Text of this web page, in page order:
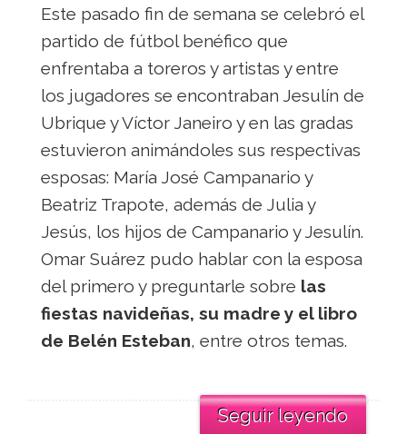
Este pasado fin de semana se celebró el
partido de fútbol benéfico que
enfrentaba a toreros y artistas y entre
los jugadores se encontraban Jesulín de
Ubrique y Víctor Janeiro y en las gradas
estuvieron animándoles sus respectivas
esposas: María José Campanario y
Beatriz Trapote, además de Julia y
Jesús, los hijos de Campanario y Jesulín.
Omar Suárez pudo hablar con la esposa
del primero y preguntarle sobre las
fiestas navideñas, su madre y el libro
de Belén Esteban, entre otros temas.
Seguir leyendo